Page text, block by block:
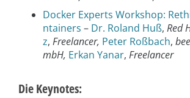
Docker Experts Workshop:
ntainers – Dr. Roland Huß, Red
z, Freelancer, Peter Roßbach,
mbH, Erkan Yanar, Freelancer
Die Keynotes: